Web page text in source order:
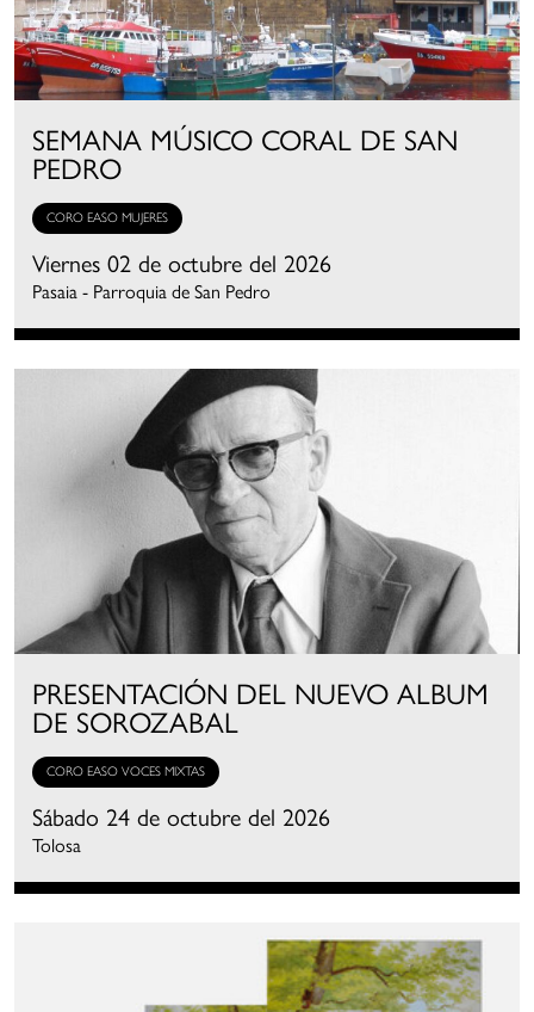
SEMANA MÚSICO CORAL DE SAN
PEDRO
CORO EASO MUJERES
Viernes 02 de octubre del 2026
Pasaia - Parroquia de San Pedro
PRESENTACIÓN DEL NUEVO ALBUM
DE SOROZABAL
CORO EASO VOCES MIXTAS
Sábado 24 de octubre del 2026
Tolosa